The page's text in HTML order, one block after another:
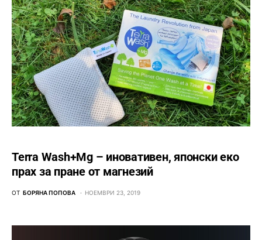
Terra Wash+Mg – иновативен, японски еко
прах за пране от магнезий
ОТ БОРЯНА ПОПОВА НОЕМВРИ 23, 2019